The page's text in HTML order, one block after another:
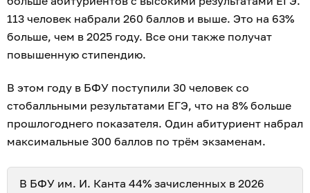
113 человек набрали 260 баллов и выше. Это на 63%
больше, чем в 2025 году. Все они также получат
повышенную стипендию.
В этом году в БФУ поступили 30 человек со
стобалльными результатами ЕГЭ, что на 8% больше
прошлогоднего показателя. Один абитуриент набрал
максимальные 300 баллов по трём экзаменам.
В БФУ им. И. Канта 44% зачисленных в 2026